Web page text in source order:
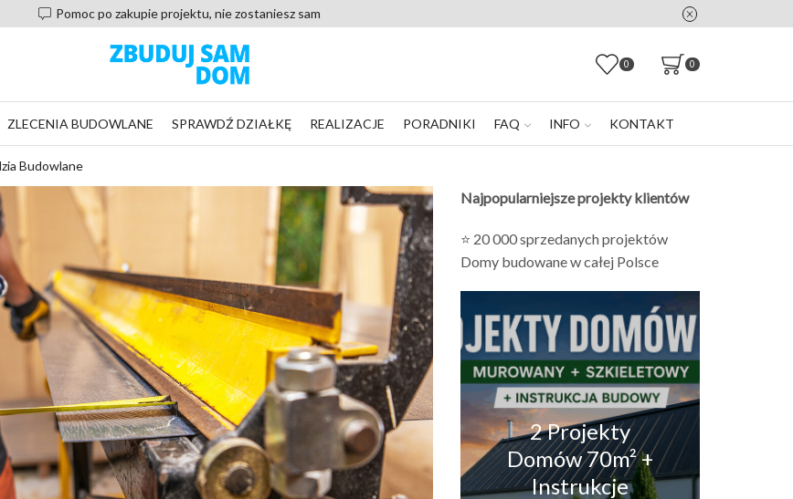
Pomoc po zakupie projektu, nie zostaniesz sam
0 0
ZLECENIA BUDOWLANE SPRAWDŹ DZIAŁKĘ REALIZACJE PORADNIKI FAQ INFO KONTAKT
Budowlane
Najpopularniejsze projekty klientów
⭐ 20 000 sprzedanych projektów
Domy budowane w całej Polsce
2 Projekty
Domów 70m² +
Instrukcje